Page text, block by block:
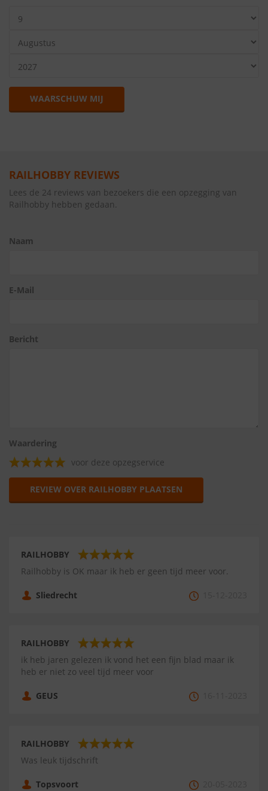
WAARSCHUW MIJ
RAILHOBBY REVIEWS
Lees de 24 reviews van bezoekers die een opzegging van
Railhobby hebben gedaan.
Naam
E-Mail
Bericht
Waardering
voor deze opzegservice
REVIEW OVER RAILHOBBY PLAATSEN
RAILHOBBY
Railhobby is OK maar ik heb er geen tijd meer voor.
Sliedrecht
RAILHOBBY
ik heb jaren gelezen ik vond het een fijn blad maar ik
heb er niet zo veel tijd meer voor
GEUS
RAILHOBBY
Was leuk tijdschrift
Topsvoort